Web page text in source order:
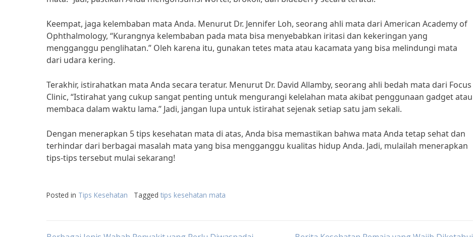
Keempat, jaga kelembaban mata Anda. Menurut Dr. Jennifer Loh, seorang ahli mata dari American Academy of
Ophthalmology, “Kurangnya kelembaban pada mata bisa menyebabkan iritasi dan kekeringan yang
mengganggu penglihatan.” Oleh karena itu, gunakan tetes mata atau kacamata yang bisa melindungi mata
dari udara kering.
Terakhir, istirahatkan mata Anda secara teratur. Menurut Dr. David Allamby, seorang ahli bedah mata dari Focus
Clinic, “Istirahat yang cukup sangat penting untuk mengurangi kelelahan mata akibat penggunaan gadget atau
membaca dalam waktu lama.” Jadi, jangan lupa untuk istirahat sejenak setiap satu jam sekali.
Dengan menerapkan 5 tips kesehatan mata di atas, Anda bisa memastikan bahwa mata Anda tetap sehat dan
terhindar dari berbagai masalah mata yang bisa mengganggu kualitas hidup Anda. Jadi, mulailah menerapkan
tips-tips tersebut mulai sekarang!
Posted in Tips Kesehatan Tagged tips kesehatan mata